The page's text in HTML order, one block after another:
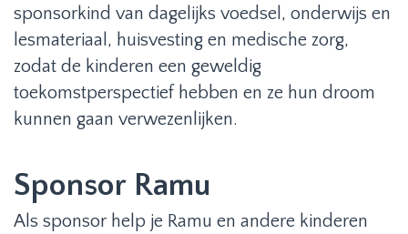
sponsorkind van dagelijks voedsel, onderwijs en
lesmateriaal, huisvesting en medische zorg,
zodat de kinderen een geweldig
toekomstperspectief hebben en ze hun droom
kunnen gaan verwezenlijken.
Sponsor Ramu
Als sponsor help je Ramu en andere kinderen